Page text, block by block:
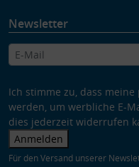
Newsletter
Ich stimme zu, dass
werden, um werbliche E-
dies jederzeit widerrufen
Anmelden
Für den Versand unserer